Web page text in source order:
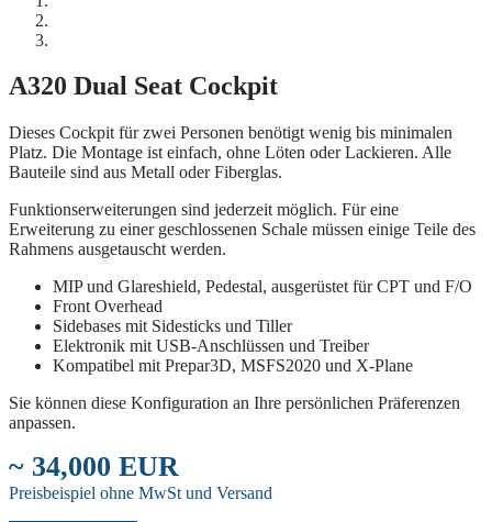
A320 Dual Seat Cockpit
Dieses Cockpit für zwei Personen benötigt wenig bis minimalen
Platz. Die Montage ist einfach, ohne Löten oder Lackieren. Alle
Bauteile sind aus Metall oder Fiberglas.
Funktionserweiterungen sind jederzeit möglich. Für eine
Erweiterung zu einer geschlossenen Schale müssen einige Teile des
Rahmens ausgetauscht werden.
MIP und Glareshield, Pedestal, ausgerüstet für CPT und F/O
Front Overhead
Sidebases mit Sidesticks und Tiller
Elektronik mit USB-Anschlüssen und Treiber
Kompatibel mit Prepar3D, MSFS2020 und X-Plane
Sie können diese Konfiguration an Ihre persönlichen Präferenzen
anpassen.
~ 34,000 EUR
Preisbeispiel ohne MwSt und Versand